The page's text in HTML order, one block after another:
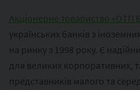
Акціонерне товариство «ОТП
українських банків з
на ринку з 1998 року. Є
для великих корпоративних,
представників малого та